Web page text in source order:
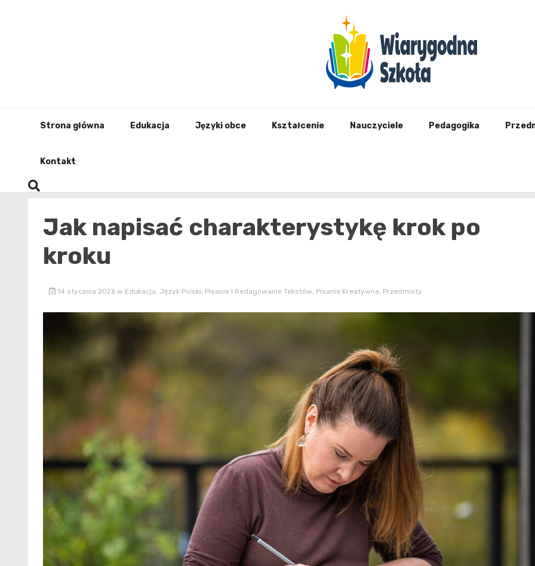
Strona główna Edukacja Języki obce Kształcenie Nauczyciele Pedagogika
Kontakt
Jak napisać charakterystykę krok po
kroku
14 stycznia 2026 w Edukacja Język Polski Pisanie I Redagowanie Tekstów Pisanie Kreatywne, Przedmioty